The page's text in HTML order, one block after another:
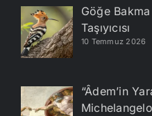
Göğe Bakma
Taşıyıcısı
10 Temmuz 2026
“Âdem’in
Michelangelo